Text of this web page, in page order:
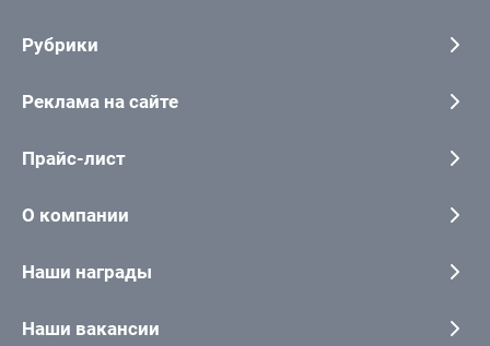
Рубрики
Реклама на сайте
Прайс-лист
О компании
Наши награды
Наши вакансии